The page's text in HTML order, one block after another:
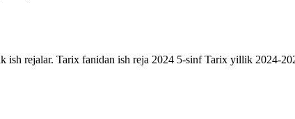
ish rejalar. Tarix fanidan ish reja 2024 5-sinf Tarix yillik 2024-